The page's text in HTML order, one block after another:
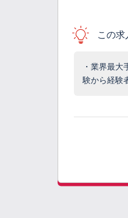
この求
・業界最
験から経験